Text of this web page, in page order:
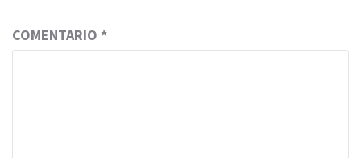
COMENTARIO *